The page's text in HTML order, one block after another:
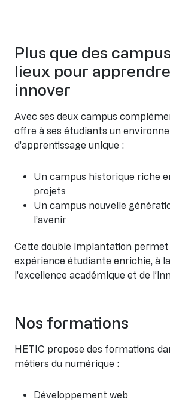
Plus que des
lieux pour
innover
Avec ses deux campus
offre à ses étudiants un
d’apprentissage unique :
Un campus historique riche
projets
Un campus nouvelle
l’avenir
Cette double implantation permet
expérience étudiante enrichie, à
l’excellence académique et de
Nos formations
HETIC propose des formations
métiers du numérique :
Développement web